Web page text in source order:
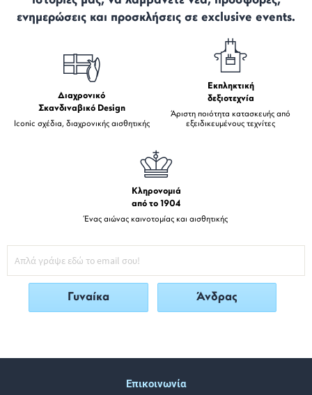
ενημερώσεις και προσκλήσεις σε exclusive events.
Διαχρονικό
Σκανδιναβικό Design
Iconic σχέδια, διαχρονικής αισθητικής
Εκπληκτική
δεξιοτεχνία
Άριστη ποιότητα κατασκευής από
εξειδικευμένους τεχνίτες
Κληρονομιά
από το 1904
Ένας αιώνας καινοτομίας και αισθητικής
Γυναίκα Άνδρας
Επικοινωνία